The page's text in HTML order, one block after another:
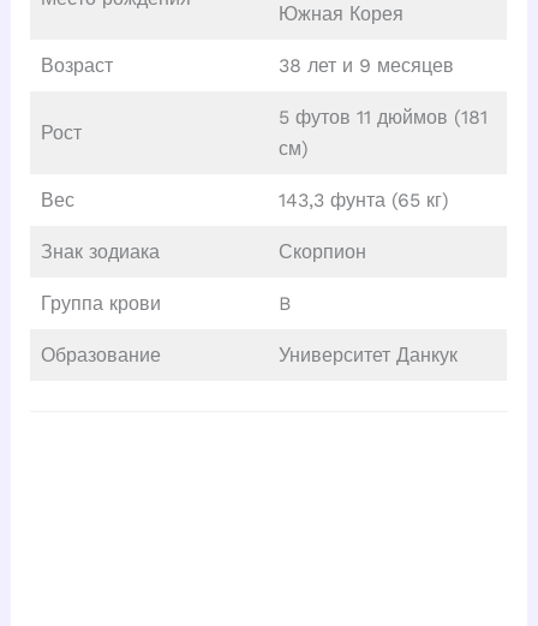
Южная Корея
Возраст 38 лет и 9 месяцев
Рост
5 футов 11 дюймов (181
см)
Вес 143,3 фунта (65 кг)
Знак зодиака Скорпион
Группа крови B
Образование Университет Данкук